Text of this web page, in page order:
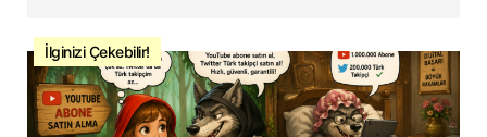
İlginizi Çekebilir!